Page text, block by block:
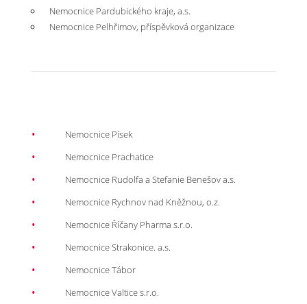
Nemocnice Pardubického kraje, a.s.
Nemocnice Pelhřimov, příspěvková organizace
Nemocnice Písek
Nemocnice Prachatice
Nemocnice Rudolfa a Stefanie Benešov a.s.
Nemocnice Rychnov nad Kněžnou, o.z.
Nemocnice Říčany Pharma s.r.o.
Nemocnice Strakonice. a.s.
Nemocnice Tábor
Nemocnice Valtice s.r.o.